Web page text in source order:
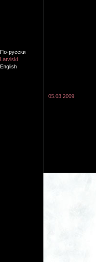
По-русски
Latviski
English
05.03.2009